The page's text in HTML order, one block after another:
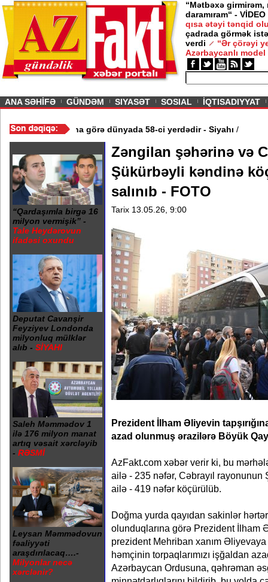
“Mətbəxə girmirəm,
daramıram“ - VİDEO
qısa ətəyi tənqid
çadrada görmək
verdi
“Ər çörəyi
Azərbaycanlı model
ANA SƏHİFƏ GÜNDƏM SIYASƏT SOSIAL İQTISADIYYAT
ÜDM-də payına görə dünyada 58-ci yerdədir - Siyahı
“Qardaşımla birgə 16
milyon vermişik” -
Tale Heydərovun
ifadəsi oxundu
Deputat Cavanşir
Feyziyev Londonda
milyonluq mülklər
alıb - SİYAHI
Saleh Məmmədov 1
ilə 176 milyon manat
artıq vəsait xərcləyib
- RƏSMİ
Leysan Məmmədovun
fəaliyyəti
araşdırılacaq….-
Milyonlar necə
xərclənir?
Zəngilan şəhərinə və
Şükürbəyli kəndinə
salınıb - FOTO
Tarix 13.05.26, 9:00
Prezident İlham Əliyevin
azad olunmuş ərazilərə Böyük
AzFakt.com xəbər verir ki, bu
ailə - 235 nəfər, Cəbrayıl
ailə - 419 nəfər köçürülüb.
Doğma yurda qayıdan sakinlər
olunduqlarına görə Prezident İlham
prezident Mehriban xanım
həmçinin torpaqlarımızı işğaldan
Azərbaycan Ordusuna, qəhrəman